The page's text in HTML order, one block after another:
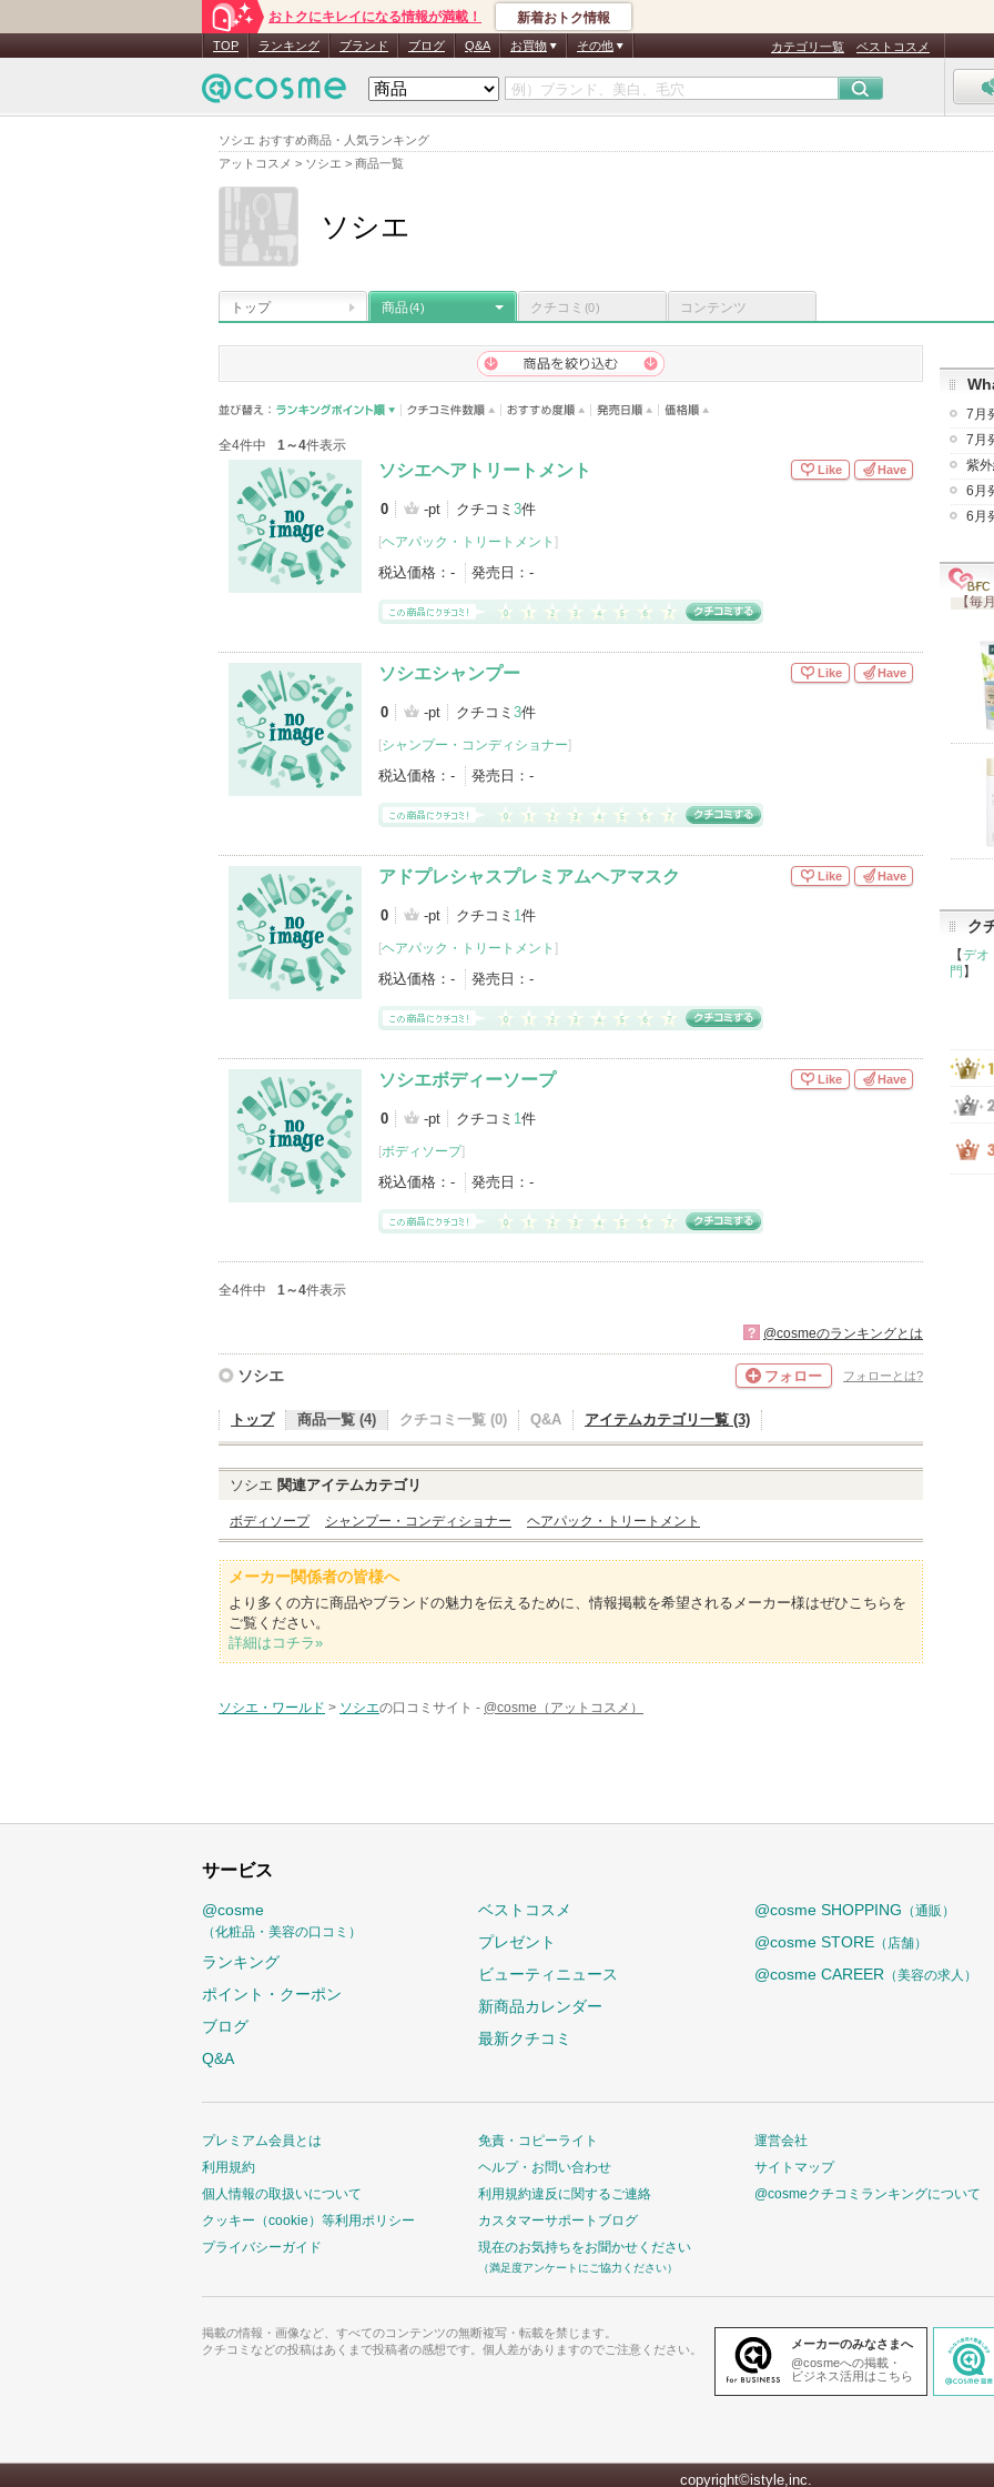
ソシエ おすすめ商品・人気ランキング
アットコスメ > ソシエ > 商品一覧
おトクにキレイになる情報が満載！ 新着おトク情報
TOP ランキング ブランド ブログ Q&A お買物 その他 カテゴリ一覧 ベストコスメ
ソシエ
トップ 商品(4) クチコミ (0) コンテンツ
全4件中 1～4件表示
ソシエヘアトリートメント
0 -pt クチコミ 3件
[ヘアパック・トリートメント ]
税込価格： - 発売日： -
Like Have
ソシエシャンプー
0 -pt クチコミ 3件
[シャンプー・コンディショナー]
税込価格： - 発売日： -
Like Have
アドプレシャスプレミアムヘアマスク
0 -pt クチコミ 1件
[ヘアパック・トリートメント ]
税込価格： - 発売日： -
Like Have
ソシエボディーソープ
0 -pt クチコミ 1件
[ボディソープ]
税込価格： - 発売日： -
Like Have
全4件中 1～4件表示
? @cosmeのランキングとは
ソシエ フォロー フォローとは?
トップ 商品一覧 (4) クチコミ一覧 (0) Q&A アイテムカテゴリ一覧 (3)
ソシエ 関連アイテムカテゴリ
ボディソープ シャンプー・コンディショナー ヘアパック・トリートメント
メーカー関係者の皆様へ
より多くの方に商品やブランドの魅力を伝えるために、情報掲載を希望されるメーカー様はぜひこちらを
ご覧ください。
詳細はコチラ»
ソシエ・ワールド > ソシエの口コミサイト - @cosme（アットコスメ）
7月
7月
紫
6月
6月
【毎
ク
【デオ
門 】
サービス
@cosme
（化粧品・美容の口コミ）
ランキング
ポイント・クーポン
ブログ
Q&A
ベストコスメ
プレゼント
ビューティニュース
新商品カレンダー
最新クチコミ
@cosme SHOPPING （通販）
@cosme STORE （店舗）
@cosme CAREER （美容の求人）
プレミアム会員とは
利用規約
個人情報の取扱いについて
クッキー（cookie）等利用ポリシー
プライバシーガイド
免責・コピーライト
ヘルプ・お問い合わせ
利用規約違反に関するご連絡
カスタマーサポートブログ
現在のお気持ちをお聞かせください
（満足度アンケートにご協力ください）
運営会社
サイトマップ
@cosmeクチコミランキングについて
掲載の情報・画像など、すべてのコンテンツの無断複写・転載を禁じます。
クチコミなどの投稿はあくまで投稿者の感想です。個人差がありますのでご注意ください。
メーカーのみなさまへ
@cosmeへの掲載・
ビジネス活用はこちら
copyright©istyle,inc.